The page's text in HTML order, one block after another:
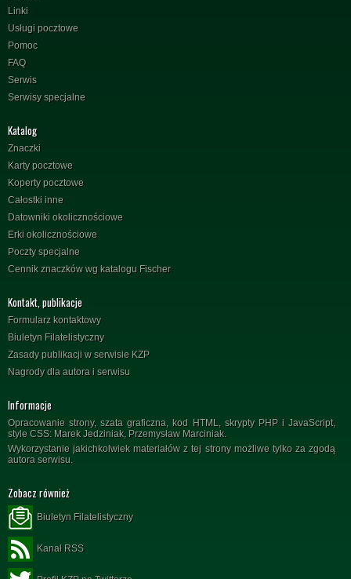
Linki
Usługi pocztowe
Pomoc
FAQ
Serwis
Serwisy specjalne
Katalog
Znaczki
Karty pocztowe
Koperty pocztowe
Całostki inne
Datowniki okolicznościowe
Erki okolicznościowe
Poczty specjalne
Cennik znaczków wg katalogu Fischer
Kontakt, publikacje
Formularz kontaktowy
Biuletyn Filatelistyczny
Zasady publikacji w serwisie KZP
Nagrody dla autora i serwisu
Informacje
Opracowanie strony, szata graficzna, kod HTML, skrypty PHP i JavaScript,
style CSS: Marek Jedziniak, Przemysław Marciniak.
Wykorzystanie jakichkolwiek materiałów z tej strony możliwe tylko za zgodą
autora serwisu.
Zobacz również
Biuletyn Filatelistyczny
Kanał RSS